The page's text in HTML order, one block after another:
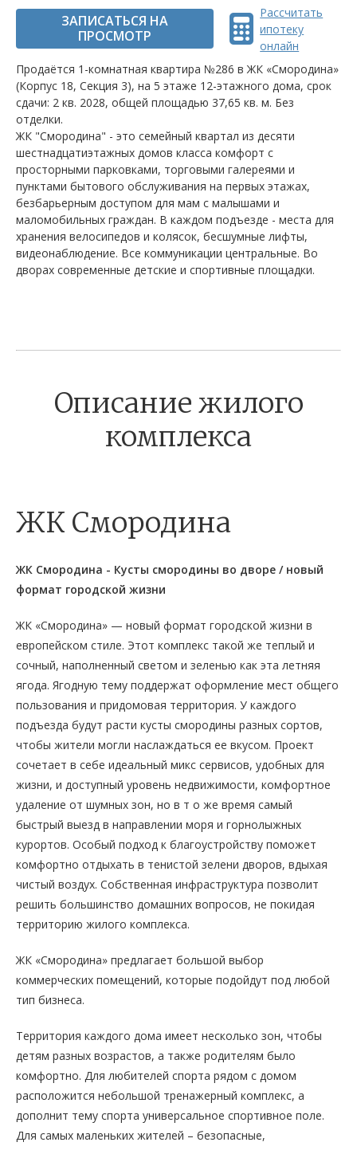
ЗАПИСАТЬСЯ НА
ПРОСМОТР
Рассчитать
ипотеку
онлайн
Продаётся 1-комнатная квартира №286 в ЖК «Смородина»
(Корпус 18, Секция 3), на 5 этаже 12-этажного дома, срок
сдачи: 2 кв. 2028, общей площадью 37,65 кв. м. Без
отделки.
ЖК "Смородина" - это семейный квартал из десяти
шестнадцатиэтажных домов класса комфорт с
просторными парковками, торговыми галереями и
пунктами бытового обслуживания на первых этажах,
безбарьерным доступом для мам с малышами и
маломобильных граждан. В каждом подъезде - места для
хранения велосипедов и колясок, бесшумные лифты,
видеонаблюдение. Все коммуникации центральные. Во
дворах современные детские и спортивные площадки.
Описание жилого
комплекса
ЖК Смородина
ЖК Смородина - Кусты смородины во дворе / новый
формат городской жизни
ЖК «Смородина» — новый формат городской жизни в
европейском стиле. Этот комплекс такой же теплый и
сочный, наполненный светом и зеленью как эта летняя
ягода. Ягодную тему поддержат оформление мест общего
пользования и придомовая территория. У каждого
подъезда будут расти кусты смородины разных сортов,
чтобы жители могли наслаждаться ее вкусом. Проект
сочетает в себе идеальный микс сервисов, удобных для
жизни, и доступный уровень недвижимости, комфортное
удаление от шумных зон, но в т о же время самый
быстрый выезд в направлении моря и горнолыжных
курортов. Особый подход к благоустройству поможет
комфортно отдыхать в тенистой зелени дворов, вдыхая
чистый воздух. Собственная инфраструктура позволит
решить большинство домашних вопросов, не покидая
территорию жилого комплекса.
ЖК «Смородина» предлагает большой выбор
коммерческих помещений, которые подойдут под любой
тип бизнеса.
Территория каждого дома имеет несколько зон, чтобы
детям разных возрастов, а также родителям было
комфортно. Для любителей спорта рядом с домом
расположится небольшой тренажерный комплекс, а
дополнит тему спорта универсальное спортивное поле.
Для самых маленьких жителей – безопасные,